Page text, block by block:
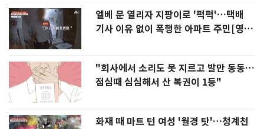
엘베 문 열리자 지팡이로 '퍽퍽'…택배
기사 이유 없이 폭행한 아파트 주민[영
"회사에서 소리도 못 지르고 발만 동동…
점심때 심심해서 산 복권이 1등"
화재 때 마트 턴 여성 '월경 탓'…청계천